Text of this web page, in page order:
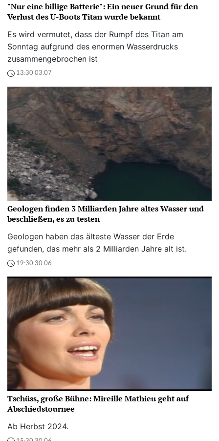
"Nur eine billige Batterie": Ein neuer Grund für den
Verlust des U-Boots Titan wurde bekannt
Es wird vermutet, dass der Rumpf des Titan am
Sonntag aufgrund des enormen Wasserdrucks
zusammengebrochen ist
13:30 03.07
Geologen finden 3 Milliarden Jahre altes Wasser und
beschließen, es zu testen
Geologen haben das älteste Wasser der Erde
gefunden, das mehr als 2 Milliarden Jahre alt ist.
19:30 30.06
Tschüss, große Bühne: Mireille Mathieu geht auf
Abschiedstournee
Ab Herbst 2024.